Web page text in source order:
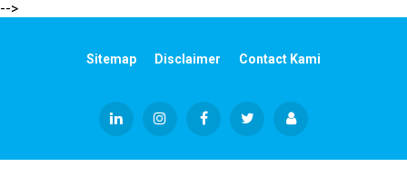
-->
Sitemap Disclaimer Contact Kami